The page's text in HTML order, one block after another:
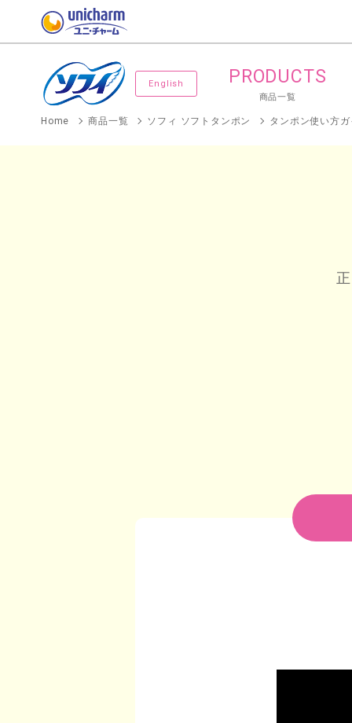
English PRODUCTS
商品一覧
Home 商品一覧 ソフィ ソフトタンポン